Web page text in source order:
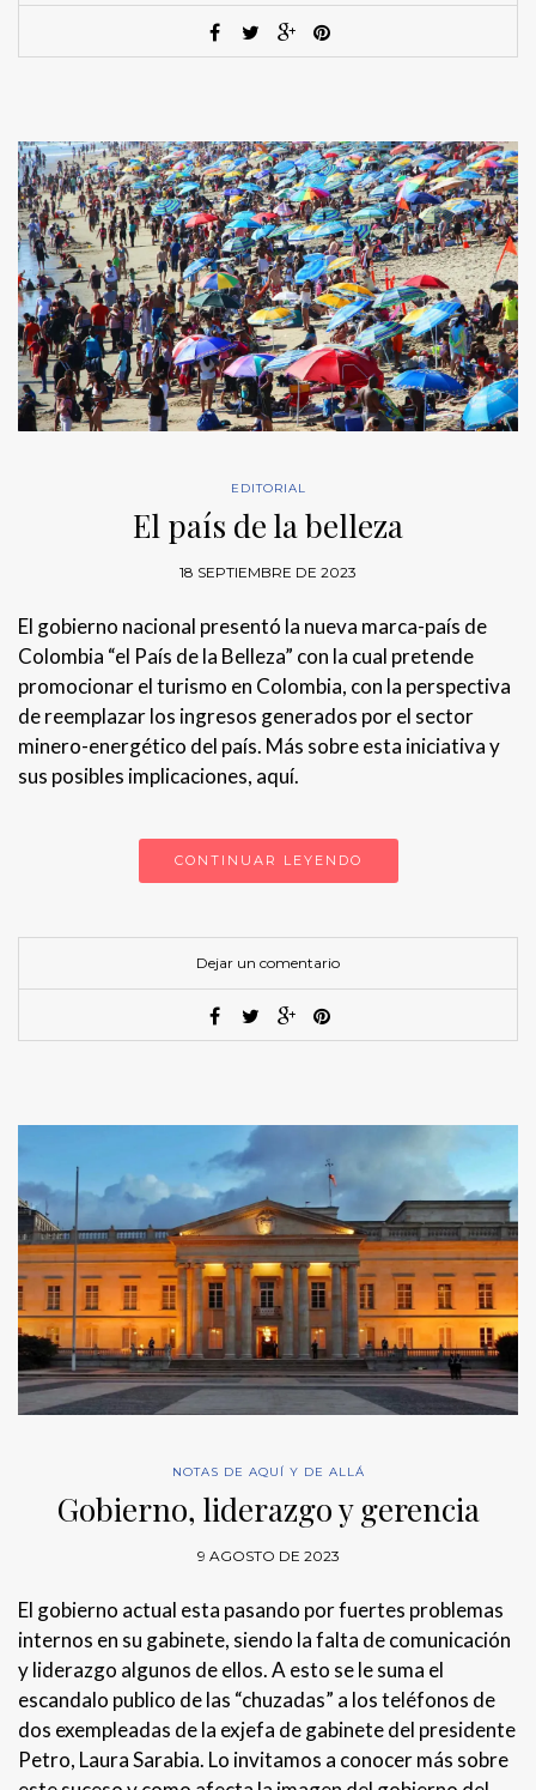
EDITORIAL
El país de la belleza
18 SEPTIEMBRE DE 2023
El gobierno nacional presentó la nueva marca-país de
Colombia “el País de la Belleza” con la cual pretende
promocionar el turismo en Colombia, con la perspectiva
de reemplazar los ingresos generados por el sector
minero-energético del país. Más sobre esta iniciativa y
sus posibles implicaciones, aquí.
CONTINUAR LEYENDO
Dejar un comentario
NOTAS DE AQUÍ Y DE ALLÁ
Gobierno, liderazgo y gerencia
9 AGOSTO DE 2023
El gobierno actual esta pasando por fuertes problemas
internos en su gabinete, siendo la falta de comunicación
y liderazgo algunos de ellos. A esto se le suma el
escandalo publico de las “chuzadas” a los teléfonos de
dos exempleadas de la exjefa de gabinete del presidente
Petro, Laura Sarabia. Lo invitamos a conocer más sobre